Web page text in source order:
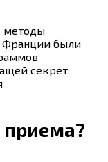
методы
Франции были
секрет
приема?